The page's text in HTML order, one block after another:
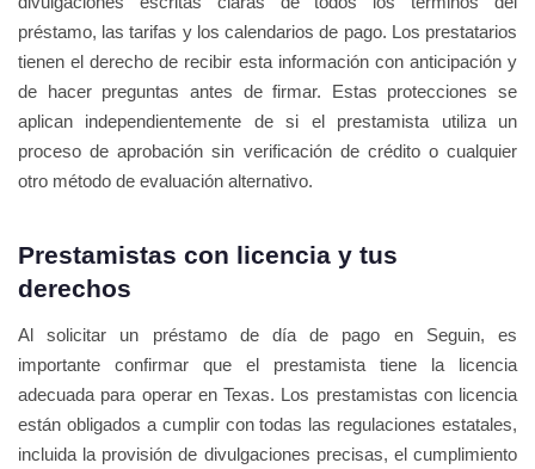
préstamo, las tarifas y los calendarios de pago. Los prestatarios
tienen el derecho de recibir esta información con anticipación y
de hacer preguntas antes de firmar. Estas protecciones se
aplican independientemente de si el prestamista utiliza un
proceso de aprobación sin verificación de crédito o cualquier
otro método de evaluación alternativo.
Prestamistas con licencia y tus
derechos
Al solicitar un préstamo de día de pago en Seguin, es
importante confirmar que el prestamista tiene la licencia
adecuada para operar en Texas. Los prestamistas con licencia
están obligados a cumplir con todas las regulaciones estatales,
incluida la provisión de divulgaciones precisas, el cumplimiento